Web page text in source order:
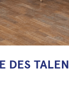
DES